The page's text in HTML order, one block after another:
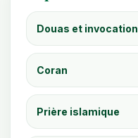
Douas et
Coran
Prière islamique